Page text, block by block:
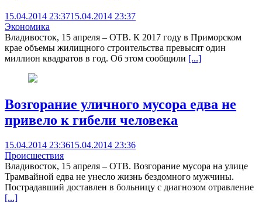
15.04.2014 23:3715.04.2014 23:37
Экономика
Владивосток, 15 апреля – ОТВ. К 2017 году в Приморском
крае объемы жилищного строительства превысят один
миллион квадратов в год. Об этом сообщили [...]
Возгорание уличного мусора едва не
привело к гибели человека
15.04.2014 23:3615.04.2014 23:36
Происшествия
Владивосток, 15 апреля – ОТВ. Возгорание мусора на улице
Трамвайной едва не унесло жизнь бездомного мужчины.
Пострадавший доставлен в больницу с диагнозом отравление
[...]